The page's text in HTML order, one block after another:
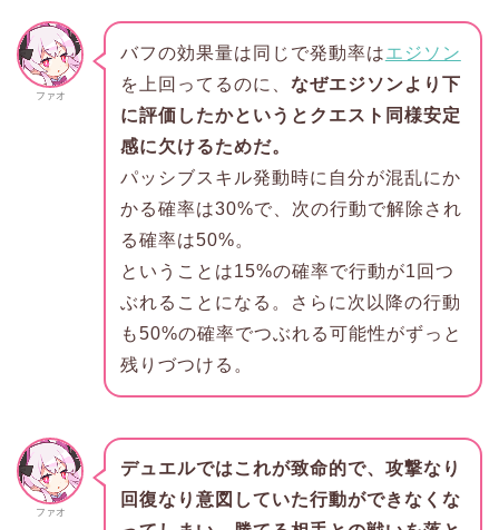
ファオ
バフの効果量は同じで発動率はエジソン
を上回ってるのに、 なぜエジソンより下
に評価したかというとクエスト同様安定
感に欠けるためだ。
パッシブスキル発動時に自分が混乱にか
かる確率は30%で、次の行動で解除され
る確率は50%。
ということは15%の確率で行動が1回つ
ぶれることになる。さらに次以降の行動
も50%の確率でつぶれる可能性がずっと
残りづつける。
ファオ
デュエルではこれが致命的で、攻撃なり
回復なり意図していた行動ができなくな